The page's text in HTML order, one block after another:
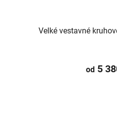
Velké vestavné
od 5